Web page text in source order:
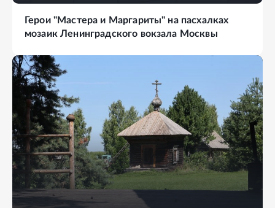
Герои "Мастера и Маргариты" на пасхалках
мозаик Ленинградского вокзала Москвы